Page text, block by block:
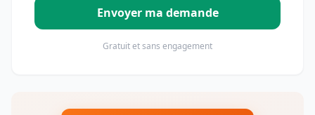
Envoyer ma demande
Gratuit et sans engagement